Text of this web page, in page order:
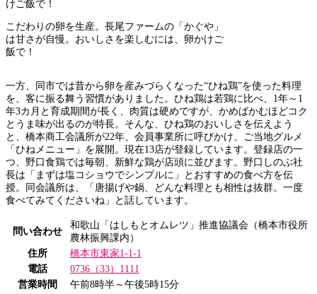
こだわりの卵を生産。長尾ファームの「かぐや」
は甘さが自慢。おいしさを楽しむには、卵かけご
飯で！
一方、同市では昔から卵を産みづらくなった“ひね鶏”を使った料理
を、客に振る舞う習慣がありました。ひね鶏は若鶏に比べ、1年～1
年3カ月と育成期間が長く、肉質は硬めですが、かめばかむほどコク
とうま味が出るのが特長。そんな、ひね鶏のおいしさを伝えよう
と、橋本商工会議所が22年、会員事業所に呼びかけ、ご当地グルメ
「ひねメニュー」を展開。現在13店が登録しています。登録店の一
つ、野口食鶏では毎朝、新鮮な鶏が店頭に並びます。野口しのぶ社
長は「まずは塩コショウでシンプルに」とおすすめの食べ方を伝
授。同会議所は、「唐揚げや鍋、どんな料理とも相性は抜群。一度
食べてみてくださいね」と話しています。
問い合わせ
和歌山「はしもとオムレツ」推進協議会（橋本市役所
農林振興課内）
住所
橋本市東家1-1-1
電話
0736（33）1111
営業時間
午前8時半～午後5時15分